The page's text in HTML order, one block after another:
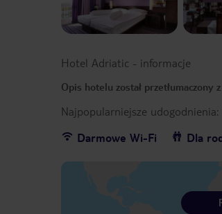
Hotel Adriatic - informacje
Opis hotelu został przetłumaczony
Najpopularniejsze udogodnienia:
Darmowe Wi-Fi
Dla